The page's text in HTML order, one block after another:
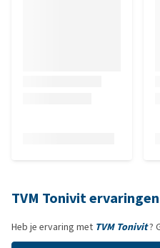
TVM Tonivit ervaringen
Heb je ervaring met TVM Tonivit?